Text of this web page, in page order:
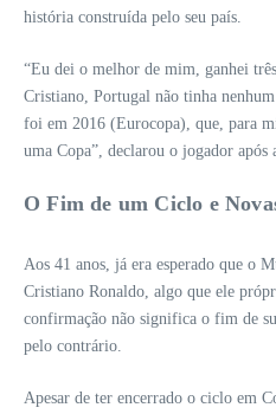
história construída pelo seu país.
“Eu dei o melhor de mim, ganhei
Cristiano, Portugal não tinha
foi em 2016 (Eurocopa), que, para
uma Copa”, declarou o jogador após
O Fim de um Ciclo e
Aos 41 anos, já era esperado que o
Cristiano Ronaldo, algo que ele
confirmação não significa o fim de
pelo contrário.
Apesar de ter encerrado o ciclo em